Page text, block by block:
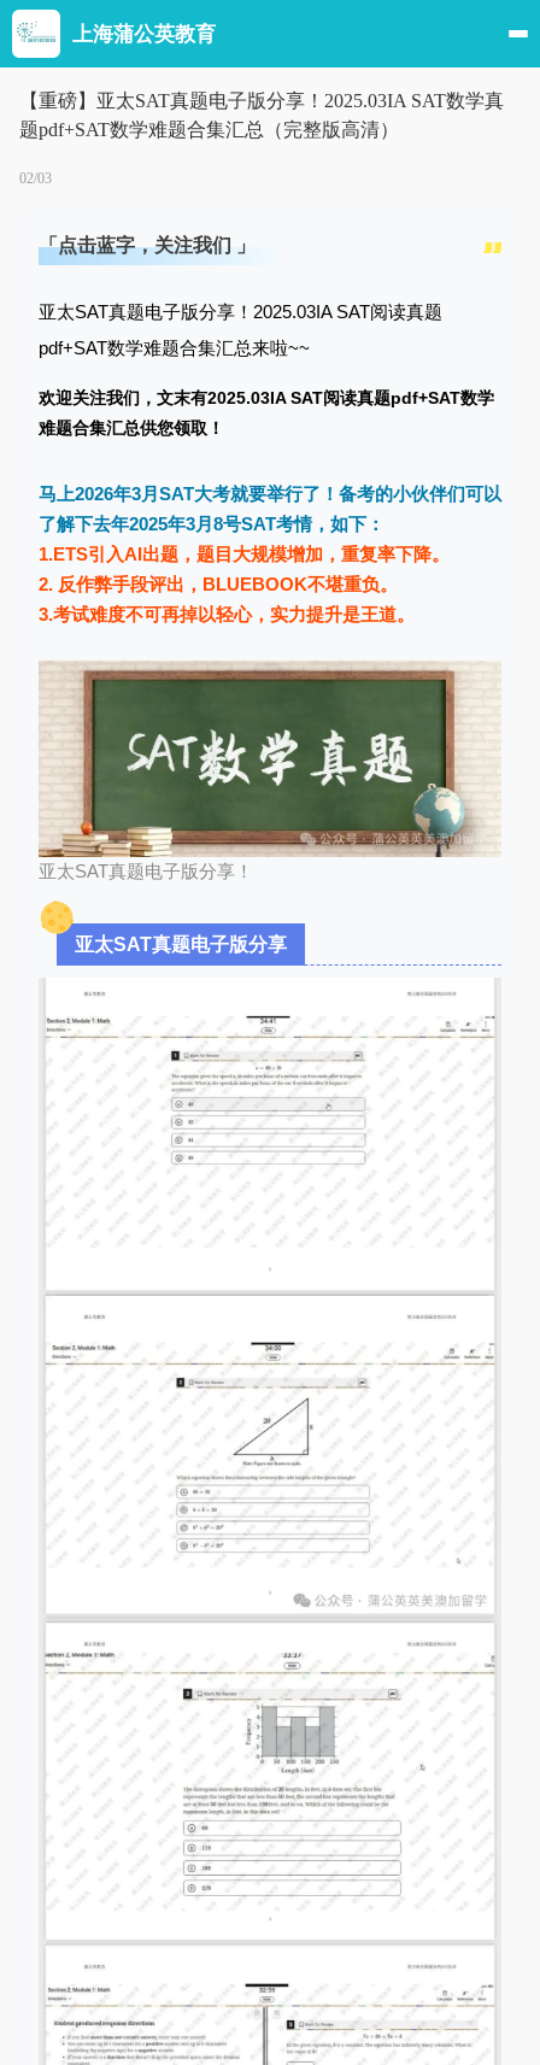
上海蒲公英教育
【重磅】亚太SAT真题电子版分享！2025.03IA SAT数学真
题pdf+SAT数学难题合集汇总（完整版高清）
02/03
「点击蓝字，关注我们 」
亚太SAT真题电子版分享！2025.03IA SAT阅读真题
pdf+SAT数学难题合集汇总来啦~~
欢迎关注我们，文末有2025.03IA SAT阅读真题pdf+SAT数学
难题合集汇总供您领取！
马上2026年3月SAT大考就要举行了！备考的小伙伴们可以
了解下去年2025年3月8号SAT考情，如下：
1.ETS引入AI出题，题目大规模增加，重复率下降。
2. 反作弊手段评出，BLUEBOOK不堪重负。
3.考试难度不可再掉以轻心，实力提升是王道。
亚太SAT真题电子版分享！
亚太SAT真题电子版分享